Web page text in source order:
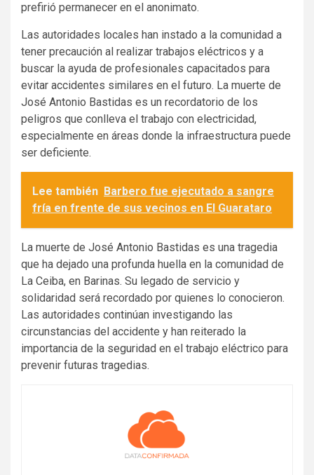
prefirió permanecer en el anonimato.
Las autoridades locales han instado a la comunidad a
tener precaución al realizar trabajos eléctricos y a
buscar la ayuda de profesionales capacitados para
evitar accidentes similares en el futuro. La muerte de
José Antonio Bastidas es un recordatorio de los
peligros que conlleva el trabajo con electricidad,
especialmente en áreas donde la infraestructura puede
ser deficiente.
Lee también Barbero fue ejecutado a sangre
fría en frente de sus vecinos en El Guarataro
La muerte de José Antonio Bastidas es una tragedia
que ha dejado una profunda huella en la comunidad de
La Ceiba, en Barinas. Su legado de servicio y
solidaridad será recordado por quienes lo conocieron.
Las autoridades continúan investigando las
circunstancias del accidente y han reiterado la
importancia de la seguridad en el trabajo eléctrico para
prevenir futuras tragedias.